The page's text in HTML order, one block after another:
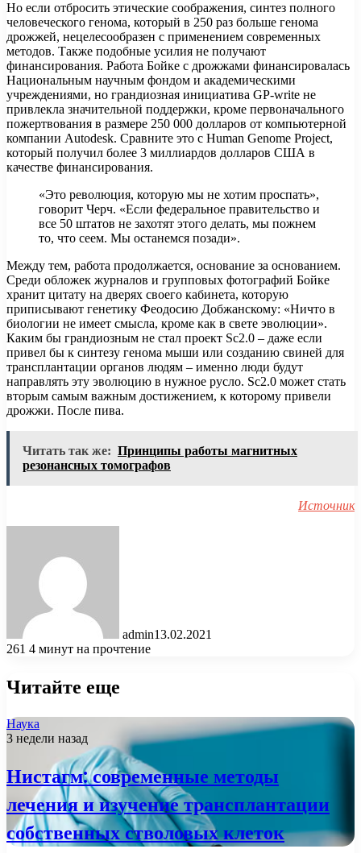
Но если отбросить этические соображения, синтез полного
человеческого генома, который в 250 раз больше генома
дрожжей, нецелесообразен с применением современных
методов. Также подобные усилия не получают
финансирования. Работа Бойке с дрожжами финансировалась
Национальным научным фондом и академическими
учреждениями, но грандиозная инициатива GP-write не
привлекла значительной поддержки, кроме первоначального
пожертвования в размере 250 000 долларов от компьютерной
компании Autodesk. Сравните это с Human Genome Project,
который получил более 3 миллиардов долларов США в
качестве финансирования.
«Это революция, которую мы не хотим проспать»,
говорит Черч. «Если федеральное правительство и
все 50 штатов не захотят этого делать, мы пожнем
то, что сеем. Мы останемся позади».
Между тем, работа продолжается, основание за основанием.
Среди обложек журналов и групповых фотографий Бойке
хранит цитату на дверях своего кабинета, которую
приписывают генетику Феодосию Добжанскому: «Ничто в
биологии не имеет смысла, кроме как в свете эволюции».
Каким бы грандиозным не стал проект Sc2.0 – даже если
привел бы к синтезу генома мыши или созданию свиней для
трансплантации органов людям – именно люди будут
направлять эту эволюцию в нужное русло. Sc2.0 может стать
вторым самым важным достижением, к которому привели
дрожжи. После пива.
Читать так же: Принципы работы магнитных
резонансных томографов
Источник
admin13.02.2021
261 4 минут на прочтение
Читайте еще
Наука
3 недели назад
Нистагм: современные методы
лечения и изучение трансплантации
собственных стволовых клеток